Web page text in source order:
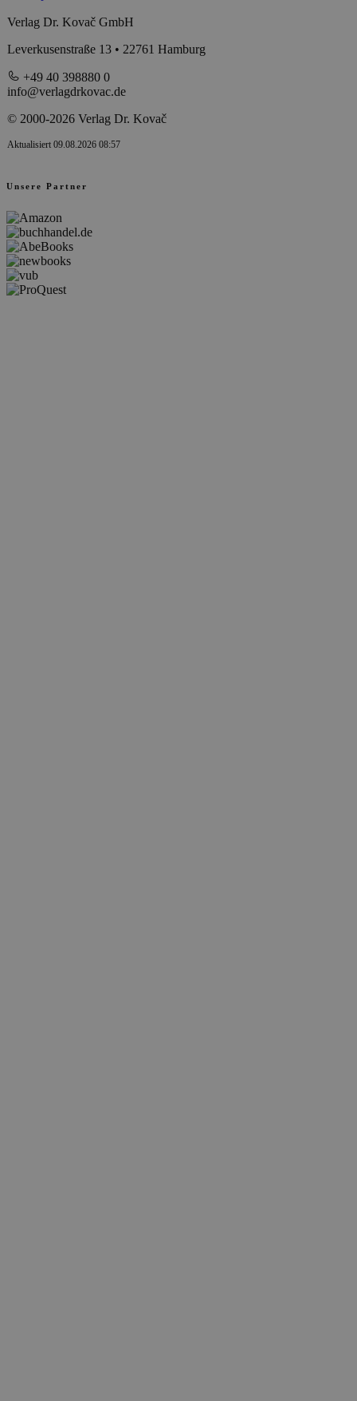
Verlag Dr. Kovač GmbH
Leverkusenstraße 13 • 22761 Hamburg
+49 40 398880 0
info@verlagdrkovac.de
© 2000-2026 Verlag Dr. Kovač
Aktualisiert 09.08.2026 08:57
Unsere Partner